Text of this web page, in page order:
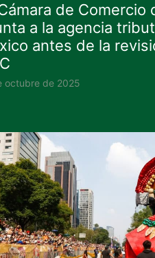
de Comercio
a la agencia
antes de la
octubre de 2025